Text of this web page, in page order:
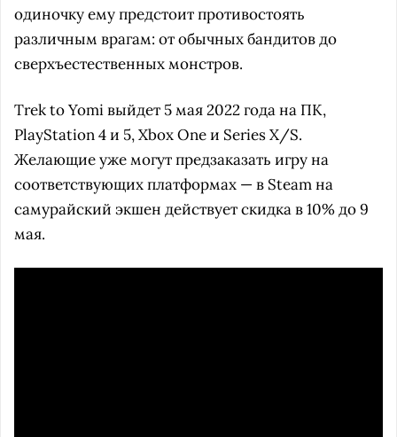
одиночку ему предстоит противостоять
различным врагам: от обычных бандитов до
сверхъестественных монстров.
Trek to Yomi выйдет 5 мая 2022 года на ПК,
PlayStation 4 и 5, Xbox One и Series X/S.
Желающие уже могут предзаказать игру на
соответствующих платформах — в Steam на
самурайский экшен действует скидка в 10% до 9
мая.